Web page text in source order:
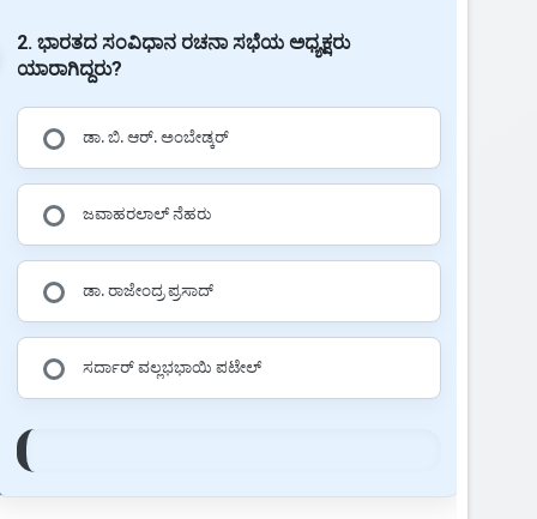
2. ಭಾರತದ ಸಂವಿಧಾನ ರಚನಾ ಸಭೆಯ ಅಧ್ಯಕ್ಷರು
ಯಾರಾಗಿದ್ದರು?
ಡಾ. ಬಿ. ಆರ್. ಅಂಬೇಡ್ಕರ್
ಜವಾಹರಲಾಲ್ ನೆಹರು
ಡಾ. ರಾಜೇಂದ್ರ ಪ್ರಸಾದ್
ಸರ್ದಾರ್ ವಲ್ಲಭಭಾಯಿ ಪಟೇಲ್